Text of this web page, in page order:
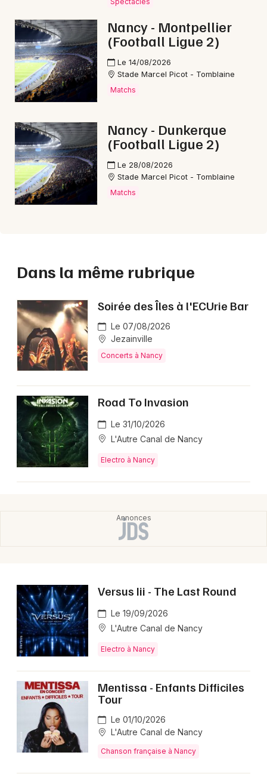
Nancy - Montpellier
(Football Ligue 2)
Le 14/08/2026
Stade Marcel Picot - Tomblaine
Matchs
Nancy - Dunkerque
(Football Ligue 2)
Le 28/08/2026
Stade Marcel Picot - Tomblaine
Matchs
Dans la même rubrique
Soirée des Îles à l'ECUrie Bar
Le 07/08/2026
Jezainville
Concerts à Nancy
Road To Invasion
Le 31/10/2026
L'Autre Canal de Nancy
Electro à Nancy
Versus Iii - The Last Round
Le 19/09/2026
L'Autre Canal de Nancy
Electro à Nancy
Mentissa - Enfants Difficiles
Tour
Le 01/10/2026
L'Autre Canal de Nancy
Chanson française à Nancy